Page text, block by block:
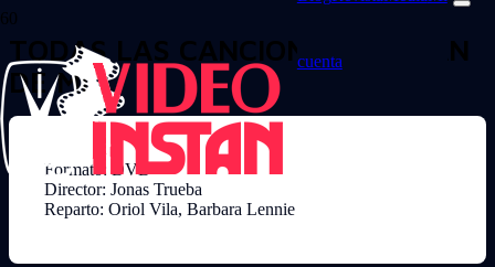
cuenta
TODAS LAS CANCIONES HABLAN
DE MI
Formato: DVD
Director: Jonas Trueba
Reparto: Oriol Vila, Barbara Lennie